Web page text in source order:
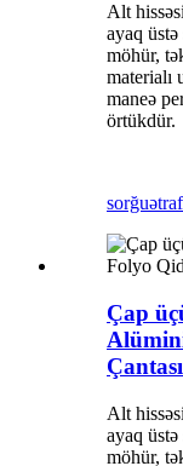
Alt
ayaq
möhür,
materialı
maneə
örtükdür.
sorğu
Çap
Alt
ayaq
möhür,